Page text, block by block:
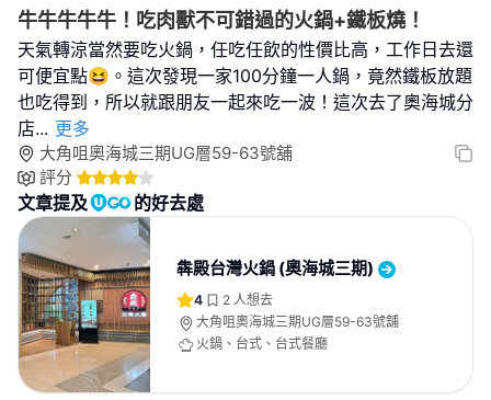
牛牛牛牛牛！吃肉獸不可錯過的火鍋+鐵板燒！
天氣轉涼當然要吃火鍋，任吃任飲的性價比高，工作日去還
可便宜點😆。這次發現一家100分鐘一人鍋，竟然鐵板放題
也吃得到，所以就跟朋友一起來吃一波！這次去了奧海城分
店... 更多
大角咀奧海城三期UG層59-63號舖
評分
文章提及 的好去處
犇殿台灣火鍋 (奧海城三期)
4 2 人想去
大角咀奧海城三期UG層59-63號舖
火鍋、台式、台式餐廳